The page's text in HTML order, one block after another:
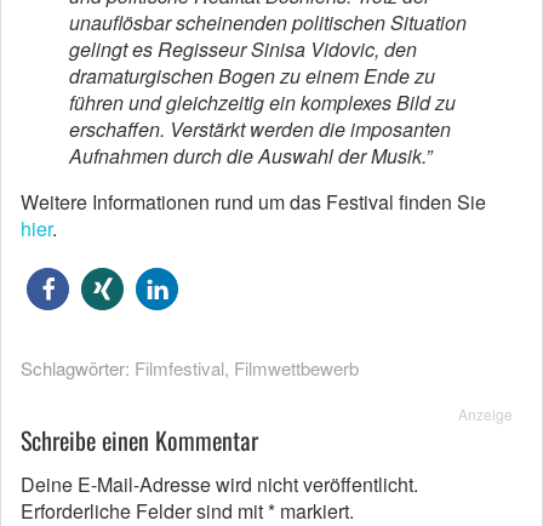
unauflösbar scheinenden politischen Situation
gelingt es Regisseur Sinisa Vidovic, den
dramaturgischen Bogen zu einem Ende zu
führen und gleichzeitig ein komplexes Bild zu
erschaffen. Verstärkt werden die imposanten
Aufnahmen durch die Auswahl der Musik.”
Weitere Informationen rund um das Festival finden Sie
hier.
Schlagwörter: Filmfestival, Filmwettbewerb
Anzeige
Schreibe einen Kommentar
Deine E-Mail-Adresse wird nicht veröffentlicht.
Erforderliche Felder sind mit* markiert.